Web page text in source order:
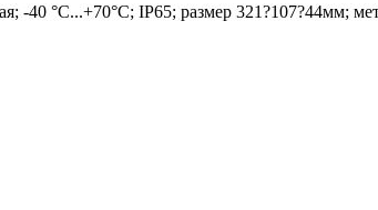
-40 °C...+70°C; IP65; размер 321?107?44мм;